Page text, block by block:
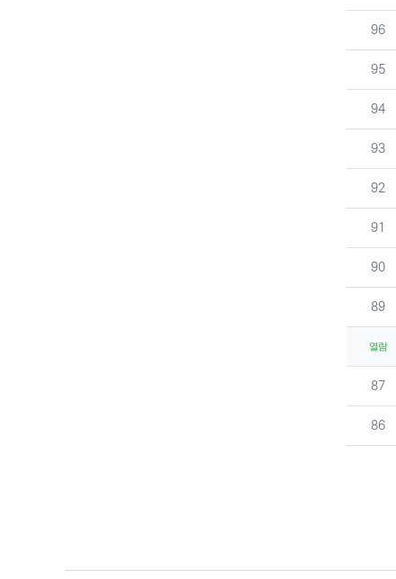
번호
96
번호
95
번호
94
번호
93
번호
92
번호
91
번호
90
번호
89
열람
번호
87
번호
86